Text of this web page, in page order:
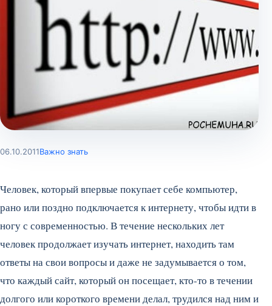
06.10.2011Важно знать
Человек, который впервые покупает себе компьютер,
рано или поздно подключается к интернету, чтобы идти в
ногу с современностью. В течение нескольких лет
человек продолжает изучать интернет, находить там
ответы на свои вопросы и даже не задумывается о том,
что каждый сайт, который он посещает, кто-то в течении
долгого или короткого времени делал, трудился над ним и